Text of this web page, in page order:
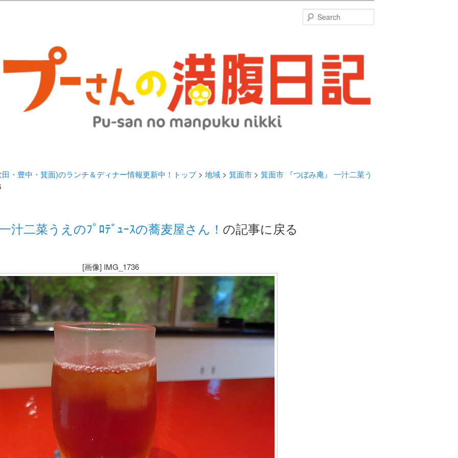
ンチ＆ディナー情報更新中！
・豊中・箕面)のランチ＆ディナー情報更新中！トップ> 地域> 箕面市> 箕面市 『つぼみ庵』 一汁二菜う
汁二菜うえのﾌﾟﾛﾃﾞｭｰｽの蕎麦屋さん！ の記事に戻る
[画像] IMG_1736